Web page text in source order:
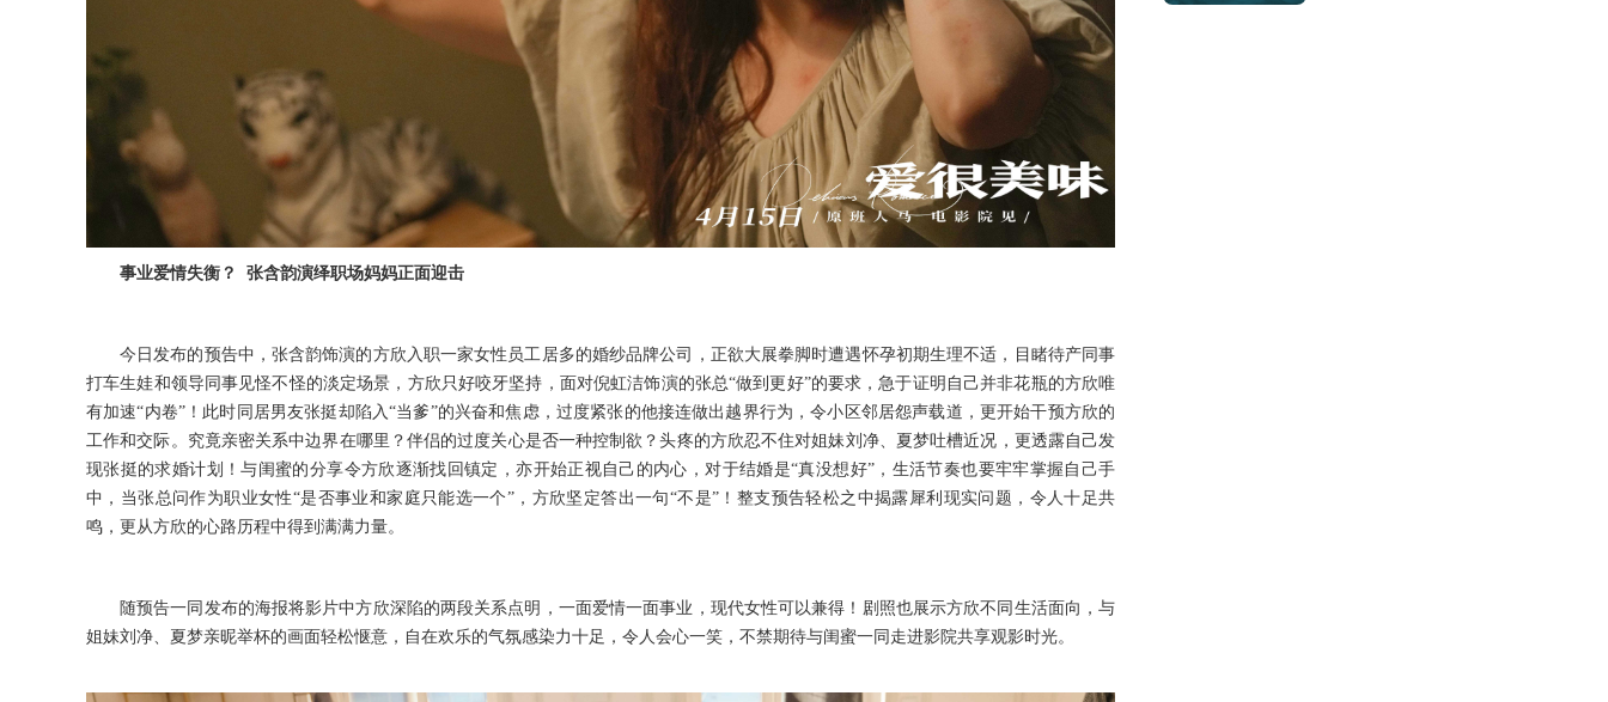
事业爱情失衡 ？ 张含韵演绎职场妈妈正面迎击
今日发布的预告中 ， 张含韵饰演的方欣入职一家女性员工居多的婚纱品牌公司 ， 正欲大展拳脚时遭遇怀孕初期生理不适 ，
目睹待产同事
打车生娃和领导同事见怪不怪的淡定场景 ， 方欣只好咬牙坚持 ， 面对倪虹洁饰演的张总“做到更好”的要求 ，急于证明自己并非花瓶的方欣唯
有加速“内卷”！ 此时同居男友张挺却陷入“当爹”的兴奋和焦虑， 过度紧张的他接连做出越界行为 ，令小区邻居怨声载道 ， 更开始干预方欣的
工作和交际 。 究竟亲密关系中边界在哪里 ？ 伴侣的过度关心是否一种控制欲 ？头疼的方欣忍不住对姐妹刘净、 夏梦吐槽近况 ， 更透露自己发
现张挺的求婚计划 ！与闺蜜的分享令方欣逐渐找回镇定 ，亦开始正视自己的内心 ， 对于结婚是“真没想好”， 生活节奏也要牢牢掌握自己手
中 ， 当张总问作为职业女性“是否事业和家庭只能选一个”， 方欣坚定答出一句“不是” ！ 整支预告轻松之中揭露犀利现实问题 ， 令人十足共
鸣 ， 更从方欣的心路历程中得到满满力量。
随预告一同发布的海报将影片中方欣深陷的两段关系点明 ， 一面爱情一面事业 ， 现代女性可以兼得 ！ 剧照也展示方欣不同生活面向 ，与
姐妹刘净
夏梦亲昵举杯的画面轻松惬意 ， 自在欢乐的气氛感染力十足 ， 令人会心一笑 ， 不禁期待与闺蜜一同走进影院共享观影时光。